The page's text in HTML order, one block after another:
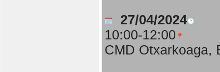
27/04/2024
10:00-12:00
CMD Otxarkoaga,